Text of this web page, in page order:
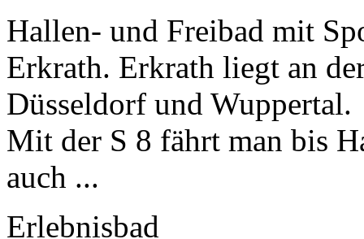
Hallen- und Freibad mit
Erkrath. Erkrath liegt an
Düsseldorf und Wuppertal.
Mit der S 8 fährt man bis
auch ...
Erlebnisbad